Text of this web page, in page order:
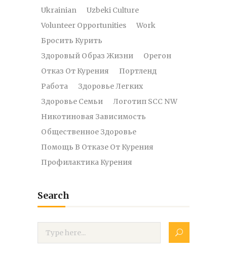
Ukrainian
Uzbeki Culture
Volunteer Opportunities
Work
Бросить Курить
Здоровый Образ Жизни
Орегон
Отказ От Курения
Портленд
Работа
Здоровье Легких
Здоровье Семьи
Логотип SCC NW
Никотиновая Зависимость
Общественное Здоровье
Помощь В Отказе От Курения
Профилактика Курения
Search